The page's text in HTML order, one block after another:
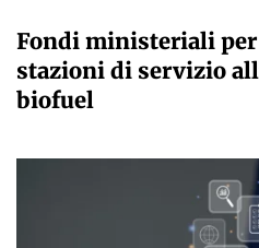
Fondi ministeriali
stazioni di servizio
biofuel